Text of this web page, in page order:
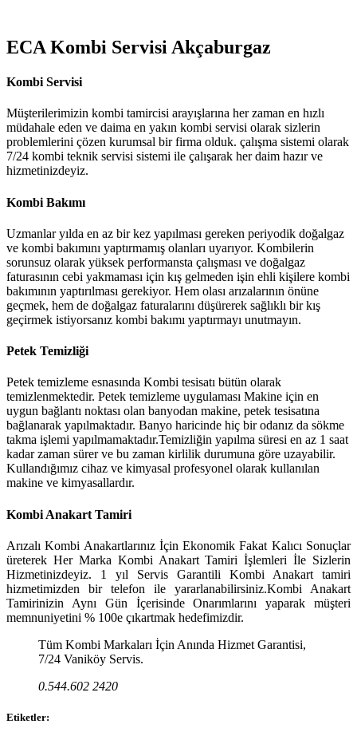
ECA Kombi Servisi Akçaburgaz
Kombi Servisi
Müşterilerimizin kombi tamircisi arayışlarına her zaman en hızlı
müdahale eden ve daima en yakın kombi servisi olarak sizlerin
problemlerini çözen kurumsal bir firma olduk. çalışma sistemi olarak
7/24 kombi teknik servisi sistemi ile çalışarak her daim hazır ve
hizmetinizdeyiz.
Kombi Bakımı
Uzmanlar yılda en az bir kez yapılması gereken periyodik doğalgaz
ve kombi bakımını yaptırmamış olanları uyarıyor. Kombilerin
sorunsuz olarak yüksek performansta çalışması ve doğalgaz
faturasının cebi yakmaması için kış gelmeden işin ehli kişilere kombi
bakımının yaptırılması gerekiyor. Hem olası arızalarının önüne
geçmek, hem de doğalgaz faturalarını düşürerek sağlıklı bir kış
geçirmek istiyorsanız kombi bakımı yaptırmayı unutmayın.
Petek Temizliği
Petek temizleme esnasında Kombi tesisatı bütün olarak
temizlenmektedir. Petek temizleme uygulaması Makine için en
uygun bağlantı noktası olan banyodan makine, petek tesisatına
bağlanarak yapılmaktadır. Banyo haricinde hiç bir odanız da sökme
takma işlemi yapılmamaktadır.Temizliğin yapılma süresi en az 1 saat
kadar zaman sürer ve bu zaman kirlilik durumuna göre uzayabilir.
Kullandığımız cihaz ve kimyasal profesyonel olarak kullanılan
makine ve kimyasallardır.
Kombi Anakart Tamiri
Arızalı Kombi Anakartlarınız İçin Ekonomik Fakat Kalıcı Sonuçlar
üreterek Her Marka Kombi Anakart Tamiri İşlemleri İle Sizlerin
Hizmetinizdeyiz. 1 yıl Servis Garantili Kombi Anakart tamiri
hizmetimizden bir telefon ile yararlanabilirsiniz.Kombi Anakart
Tamirinizin Aynı Gün İçerisinde Onarımlarını yaparak müşteri
memnuniyetini % 100e çıkartmak hedefimizdir.
Tüm Kombi Markaları İçin Anında Hizmet Garantisi,
7/24 Vaniköy Servis.
0.544.602 2420
Etiketler: